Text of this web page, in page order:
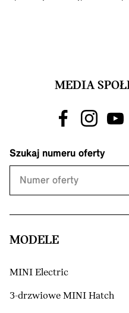
MEDIA
Szukaj numeru oferty
MODELE
MINI Electric
3-drzwiowe MINI Hatch